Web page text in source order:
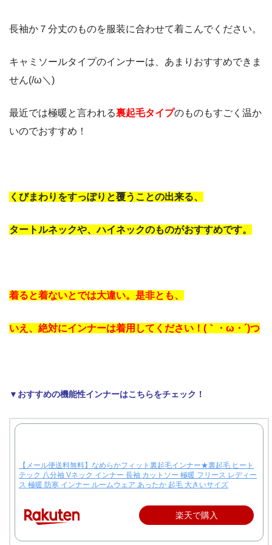
長袖か７分丈のものを服装に合わせて着こんでください。
キャミソールタイプのインナーは、あまりおすすめできま
せん(/ω＼)
最近では極暖と言われる裏起毛タイプのものもすごく温か
いのでおすすめ！
くびまわりをすっぽりと覆うことの出来る、
タートルネックや、ハイネックのものがおすすめです。
着ると着ないとでは大違い。是非とも、
いえ、絶対にインナーは着用してください！(｀・ω・´)つ
▼おすすめの機能性インナーはこちらをチェック！
【メール便送料無料】なめらかフィット裏起毛インナー★裏起毛 ヒート
テック 八分袖 Vネック インナー 長袖 カットソー 極暖 フリース レディー
ス 極暖 防寒 インナー ルームウェア あったか 起毛 大きいサイズ
楽天で購入